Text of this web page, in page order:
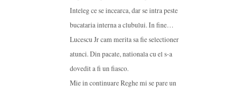
Inteleg ce se incearca, dar se intra peste
bucataria interna a clubului. In fine…
Lucescu Jr cam merita sa fie selectioner
atunci. Din pacate, nationala cu el s-a
dovedit a fi un fiasco.
Mie in continuare Reghe mi se pare un